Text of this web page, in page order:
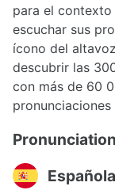
para el
escuchar sus
ícono del
descubrir las
con más de 60
Pronunciation